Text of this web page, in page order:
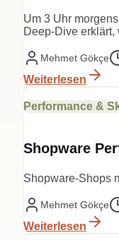
Um 3 Uhr
Deep-Dive
Mehmet Gökçe
Weiterlesen
Performance &
Shopware
Shopware-Shops
Mehmet Gökçe
Weiterlesen